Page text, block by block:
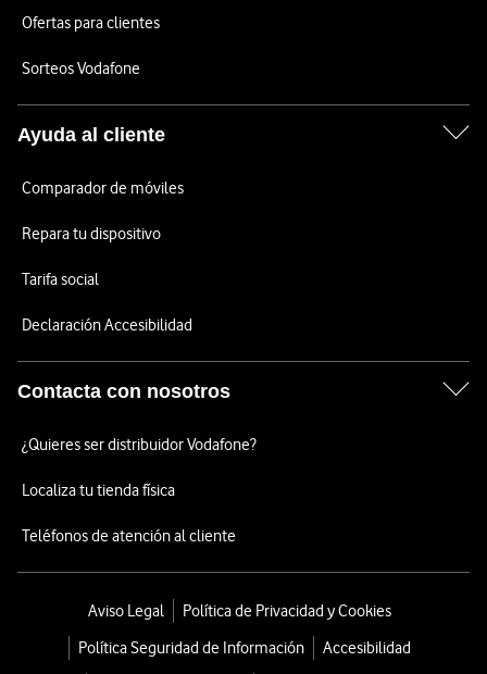
Ofertas para clientes
Sorteos Vodafone
Ayuda al cliente
Comparador de móviles
Repara tu dispositivo
Tarifa social
Declaración Accesibilidad
Contacta con nosotros
¿Quieres ser distribuidor Vodafone?
Localiza tu tienda física
Teléfonos de atención al cliente
Aviso Legal
Política de Privacidad y Cookies
Política Seguridad de Información
Accesibilidad